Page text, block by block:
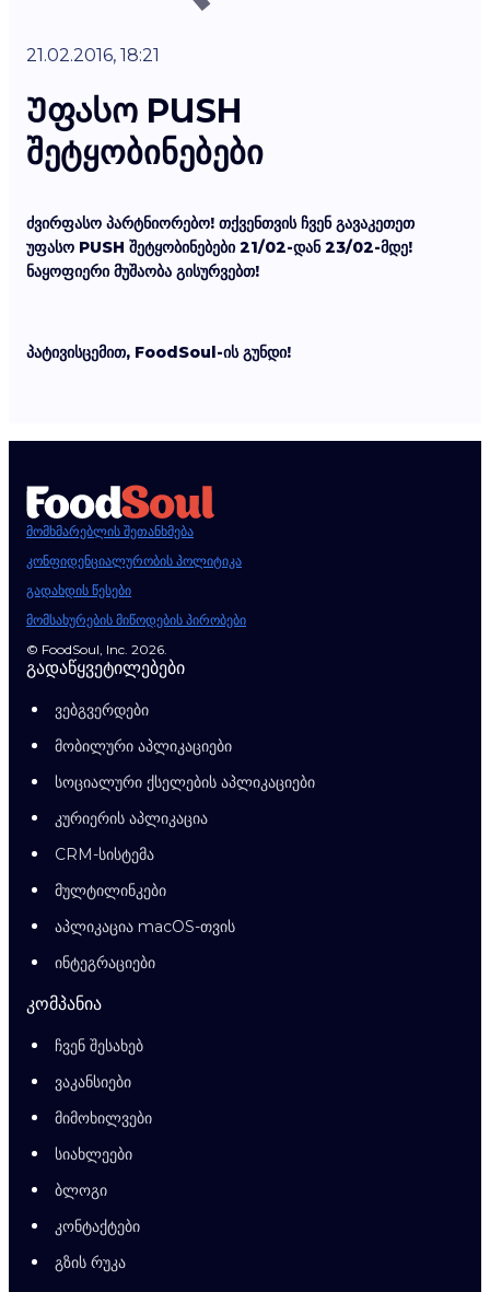
21.02.2016, 18:21
Უფასო PUSH
შეტყობინებები
ძვირფასო პარტნიორებო! თქვენთვის ჩვენ გავაკეთეთ
უფასო PUSH შეტყობინებები 21/02-დან 23/02-მდე!
ნაყოფიერი მუშაობა გისურვებთ!
პატივისცემით, FoodSoul-ის გუნდი!
მომხმარებლის შეთანხმება
კონფიდენციალურობის პოლიტიკა
გადახდის წესები
მომსახურების მიწოდების პირობები
© FoodSoul, Inc. 2026.
გადაწყვეტილებები
ვებგვერდები
მობილური აპლიკაციები
სოციალური ქსელების აპლიკაციები
კურიერის აპლიკაცია
CRM-სისტემა
მულტილინკები
აპლიკაცია macOS-თვის
ინტეგრაციები
კომპანია
ჩვენ შესახებ
ვაკანსიები
მიმოხილვები
სიახლეები
ბლოგი
კონტაქტები
გზის რუკა